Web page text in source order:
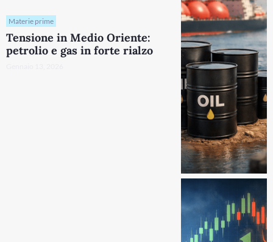
Materie prime
Tensione in Medio Oriente:
petrolio e gas in forte rialzo